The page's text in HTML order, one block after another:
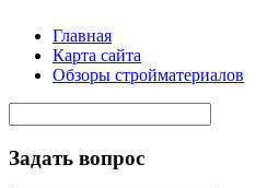
Главная
Карта сайта
Обзоры стройматериалов
Задать вопрос